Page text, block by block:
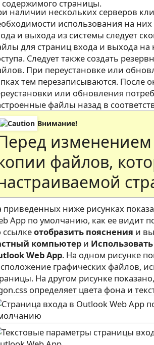
содержимого страницы.
наличии нескольких серверов
использования на
и выхода из системы следует
для страниц входа и выхода на
Следует также создать
При переустановке или
тем перезаписываются. После
или обновления
файлы назад в
Внимание!
изменением
файлов,
приведенных ниже рисунках
App по умолчанию, как ее видит
ссылкеотобразить пояснения и
компьютер и
Web App. На одном рисунке
графических файлов,
На другом рисунке
определяет цвета фона и